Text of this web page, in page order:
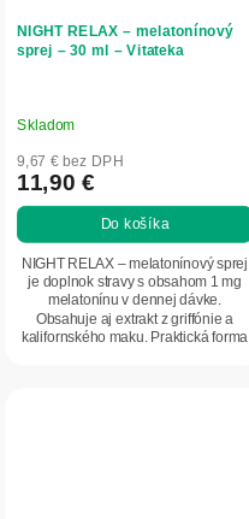
NIGHT RELAX – melatonínový
sprej – 30 ml – Vitateka
Skladom
9,67 € bez DPH
11,90 €
Do košíka
NIGHT RELAX – melatonínový sprej
je doplnok stravy s obsahom 1 mg
melatonínu v dennej dávke.
Obsahuje aj extrakt z griffónie a
kalifornského maku. Praktická forma